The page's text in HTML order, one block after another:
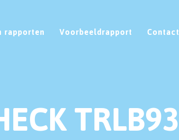
rapporten Voorbeeldrapport Contact
TRLB93